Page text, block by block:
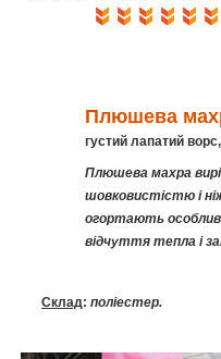
Плюшева
густий лапатий
Плюшева махра
шовковистістю і
огортають
відчуття тепла і
Склад: поліестер.